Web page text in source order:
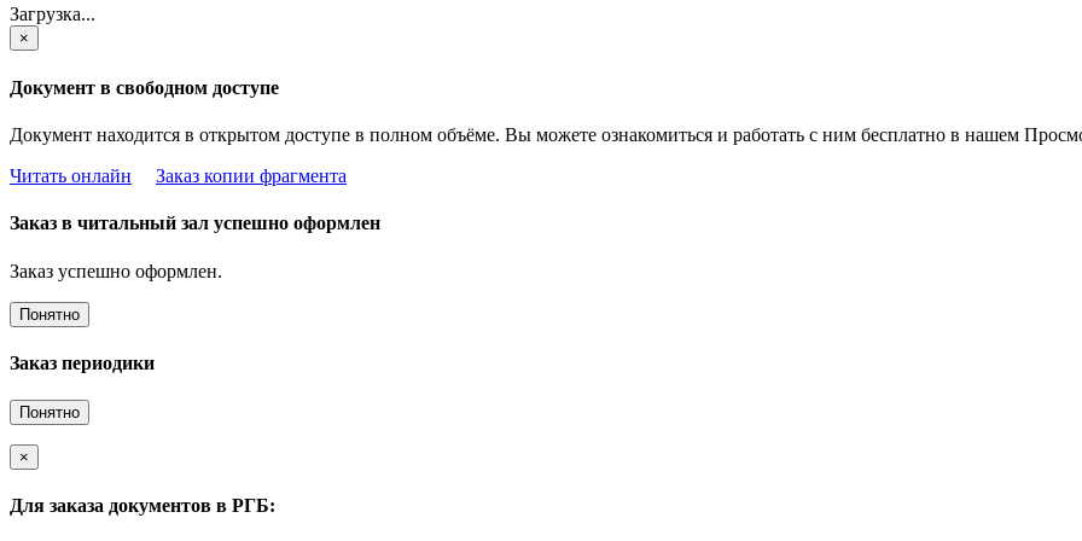
Загрузка...
×
Документ в свободном доступе
Документ находится в открытом доступе в полном объёме. Вы можете ознакомиться и работать с ним бесплатно в нашем
Читать онлайн
Заказ копии фрагмента
Заказ в читальный зал успешно оформлен
Заказ успешно оформлен.
Понятно
Заказ периодики
Понятно
×
Для заказа документов в РГБ: